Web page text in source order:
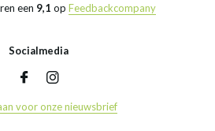
een 9,1 op Feedbackcompany
Socialmedia
voor onze nieuwsbrief